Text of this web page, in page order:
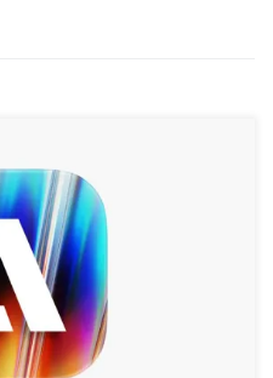
où vous deviez vous
applications et lance un
la moindre mise à jour. La
directement le programme
déjà patché, sans risque.